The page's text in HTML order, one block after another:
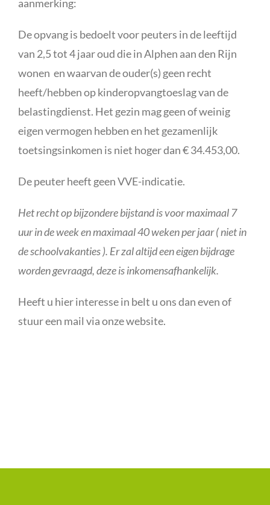
aanmerking:
De opvang is bedoelt voor peuters in de leeftijd
van 2,5 tot 4 jaar oud die in Alphen aan den Rijn
wonen en waarvan de ouder(s) geen recht
heeft/hebben op kinderopvangtoeslag van de
belastingdienst. Het gezin mag geen of weinig
eigen vermogen hebben en het gezamenlijk
toetsingsinkomen is niet hoger dan € 34.453,00.
De peuter heeft geen VVE-indicatie.
Het recht op bijzondere bijstand is voor maximaal 7
uur in de week en maximaal 40 weken per jaar ( niet in
de schoolvakanties ). Er zal altijd een eigen bijdrage
worden gevraagd, deze is inkomensafhankelijk.
Heeft u hier interesse in belt u ons dan even of
stuur een mail via onze website.